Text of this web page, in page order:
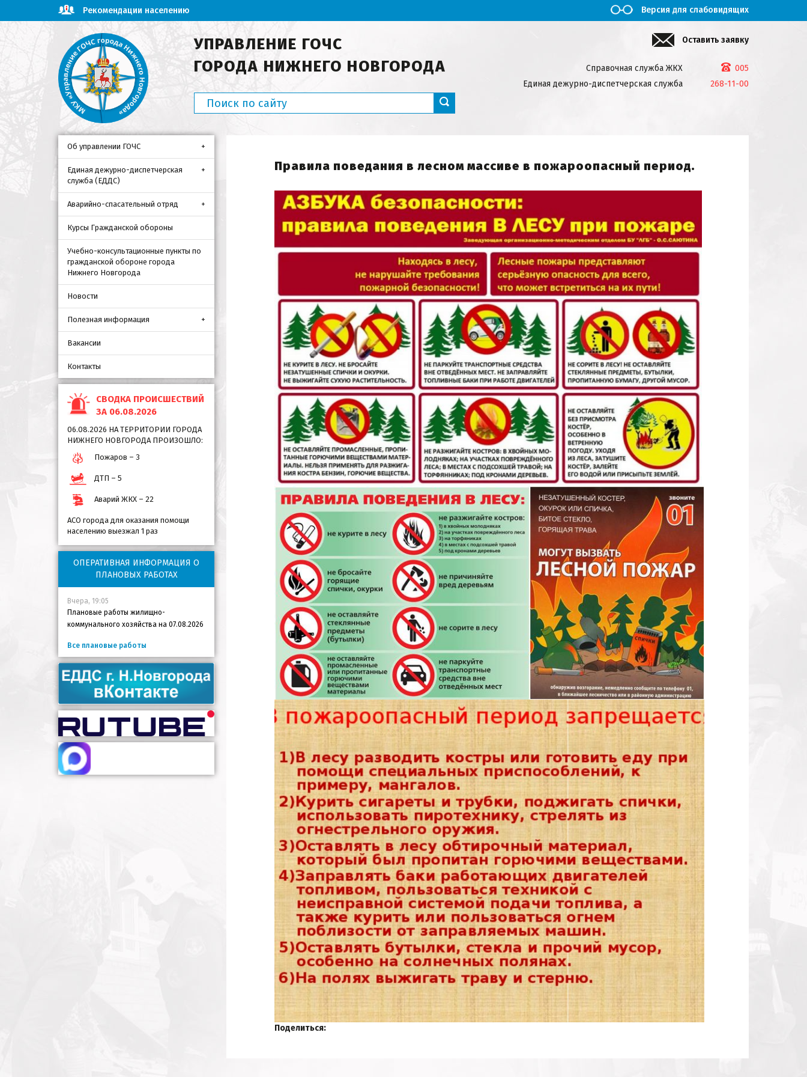
Рекомендации населению Версия для слабовидящих
УПРАВЛЕНИЕ ГОЧС
ГОРОДА НИЖНЕГО НОВГОРОДА
Оставить заявку
Справочная служба ЖКХ
005
Единая дежурно-диспетчерская служба
268-11-00
Об управлении ГОЧС
Единая дежурно-диспетчерская
служба (ЕДДС)
Аварийно-спасательный отряд
Курсы Гражданской обороны
Учебно-консультационные пункты по
гражданской обороне города
Нижнего Новгорода
Новости
Полезная информация
Вакансии
Контакты
СВОДКА ПРОИСШЕСТВИЙ
ЗА 06.08.2026
06.08.2026 НА ТЕРРИТОРИИ ГОРОДА
НИЖНЕГО НОВГОРОДА ПРОИЗОШЛО:
Пожаров – 3
ДТП – 5
Аварий ЖКХ – 22
АСО города для оказания помощи
населению выезжал 1 раз
ОПЕРАТИВНАЯ ИНФОРМАЦИЯ О
ПЛАНОВЫХ РАБОТАХ
Вчера, 19:05
Плановые работы жилищно-
коммунального хозяйства на 07.08.2026
Все плановые работы
Правила поведания в лесном массиве в пожароопасный период.
Поделиться: